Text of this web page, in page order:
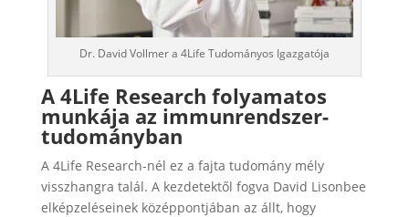
Dr. David Vollmer a 4Life Tudományos Igazgatója
A 4Life Research folyamatos
munkája az immunrendszer-
tudományban
A 4Life Research-nél ez a fajta tudomány mély
visszhangra talál. A kezdetektől fogva David Lisonbee
elképzeléseinek középpontjában az állt, hogy